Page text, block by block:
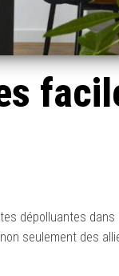
dépolluantes
seulement des